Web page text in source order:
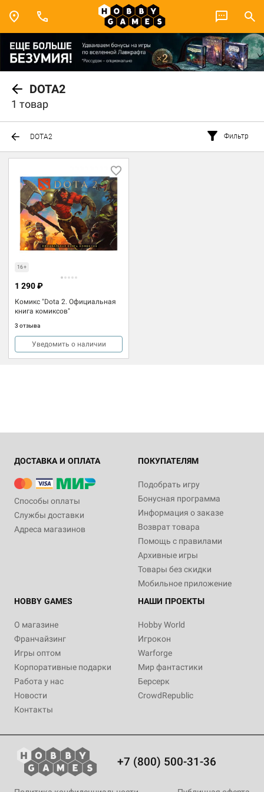
DOTA2
1 товар
DOTA2 Фильтр
16+
Комикс "Dota 2. Официальная
книга комиксов"
3 отзыва
1 290 ₽
Уведомить о наличии
ДОСТАВКА И ОПЛАТА
Способы оплаты
Службы доставки
Адреса магазинов
ПОКУПАТЕЛЯМ
Подобрать игру
Бонусная программа
Информация о заказе
Возврат товара
Помощь с правилами
Архивные игры
Товары без скидки
Мобильное приложение
HOBBY GAMES
О магазине
Франчайзинг
Игры оптом
Корпоративные подарки
Работа у нас
Новости
Контакты
НАШИ ПРОЕКТЫ
Hobby World
Игрокон
Warforge
Мир фантастики
Берсерк
CrowdRepublic
+7 (800) 500-31-36